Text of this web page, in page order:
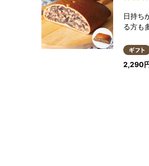
日持ち
る方も
2,290